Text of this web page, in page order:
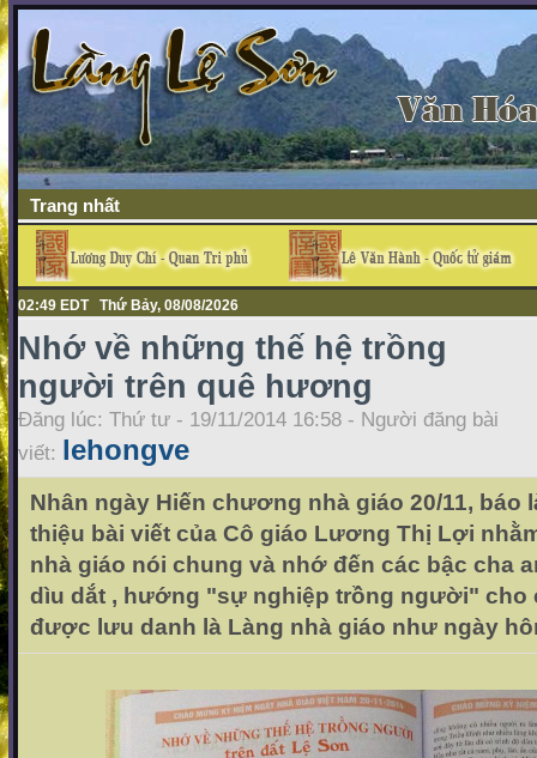
Trang nhất
02:49 EDT Thứ Bảy, 08/08/2026
Nhớ về những thế hệ trồng
người trên quê hương
Đăng lúc: Thứ tư - 19/11/2014 16:58 - Người đăng bài
viết: lehongve
Nhân ngày Hiến chương nhà giáo 20/11, báo
thiệu bài viết của Cô giáo Lương Thị Lợi
nhà giáo nói chung và nhớ đến các bậc cha
dìu dắt , hướng "sự nghiệp trồng người" cho
được lưu danh là Làng nhà giáo như ngày